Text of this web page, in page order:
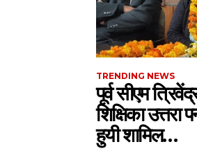
TRENDING NEWS
पूर्व सीएम
शिक्षिका
हुयी शामिल…